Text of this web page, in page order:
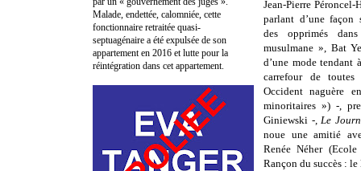
Jean-Pierre
parlant d’une façon
des opprimés
musulmane », Bat
d’une mode tendant
carrefour de
Occident naguère
minoritaires ») -,
Giniewski -,Le
noue une amitié
Renée Néher
Rançon du succès :
Malade, endettée, calomniée, cette
fonctionnaire retraitée quasi-
septuagénaire a été expulsée de son
appartement en 2016 et lutte pour la
réintégration dans cet appartement.